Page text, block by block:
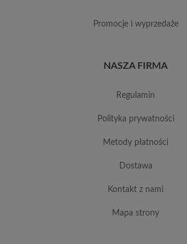
promocje i wyprzedaże
NASZA FIRMA
regulamin
polityka prywatności
metody płatności
dostawa
kontakt z nami
mapa strony